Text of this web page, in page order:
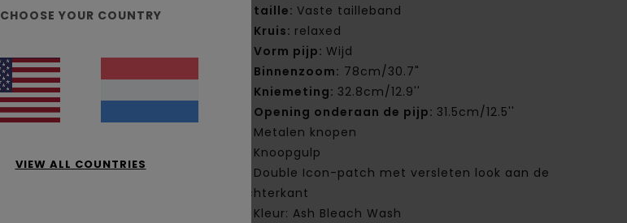
taille:Vaste tailleband
Kruis: relaxed
Vorm pijp:Wijd
Binnenzoom: 78cm/30.7"
Kniemeting:32.8cm/12.9''
Opening onderaan de pijp:31.5cm/12.5''
Metalen knopen
Knoopgulp
Double Icon-patch met versleten look aan de
achterkant
Kleur: Ash Bleach Wash
CHOOSE YOUR COUNTRY
VIEW ALL COUNTRIES